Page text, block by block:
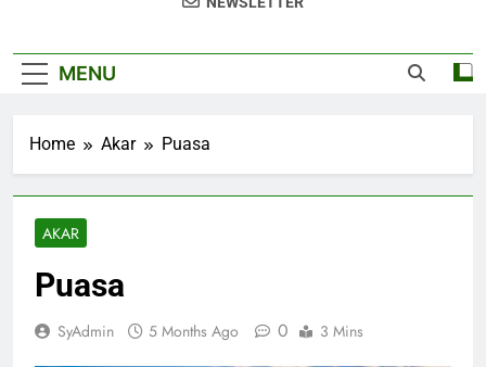
MENU
Home Akar Puasa
AKAR
Puasa
SyAdmin 5 Months Ago 0 3 Mins